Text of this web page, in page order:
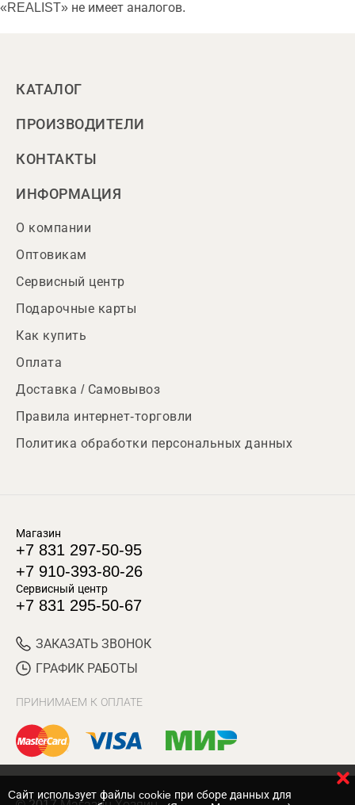
«REALIST» не имеет аналогов.
КАТАЛОГ
ПРОИЗВОДИТЕЛИ
КОНТАКТЫ
ИНФОРМАЦИЯ
О компании
Оптовикам
Сервисный центр
Подарочные карты
Как купить
Оплата
Доставка / Самовывоз
Правила интернет-торговли
Политика обработки персональных данных
Магазин
+7 831 297-50-95
+7 910-393-80-26
Сервисный центр
+7 831 295-50-67
ЗАКАЗАТЬ ЗВОНОК
ГРАФИК РАБОТЫ
ПРИНИМАЕМ К ОПЛАТЕ
Cайт использует файлы cookie при сборе данных для